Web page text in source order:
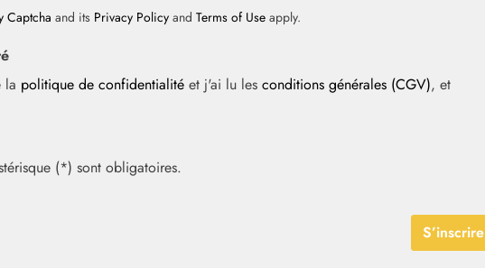
Captcha and its Privacy Policy and Terms of Use apply.
la politique de confidentialité et j'ai lu les conditions générales (CGV), et
(*) sont obligatoires.
S’inscrire